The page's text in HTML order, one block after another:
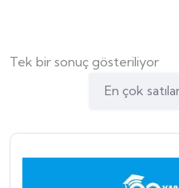
Tek bir sonuç gösteriliyor